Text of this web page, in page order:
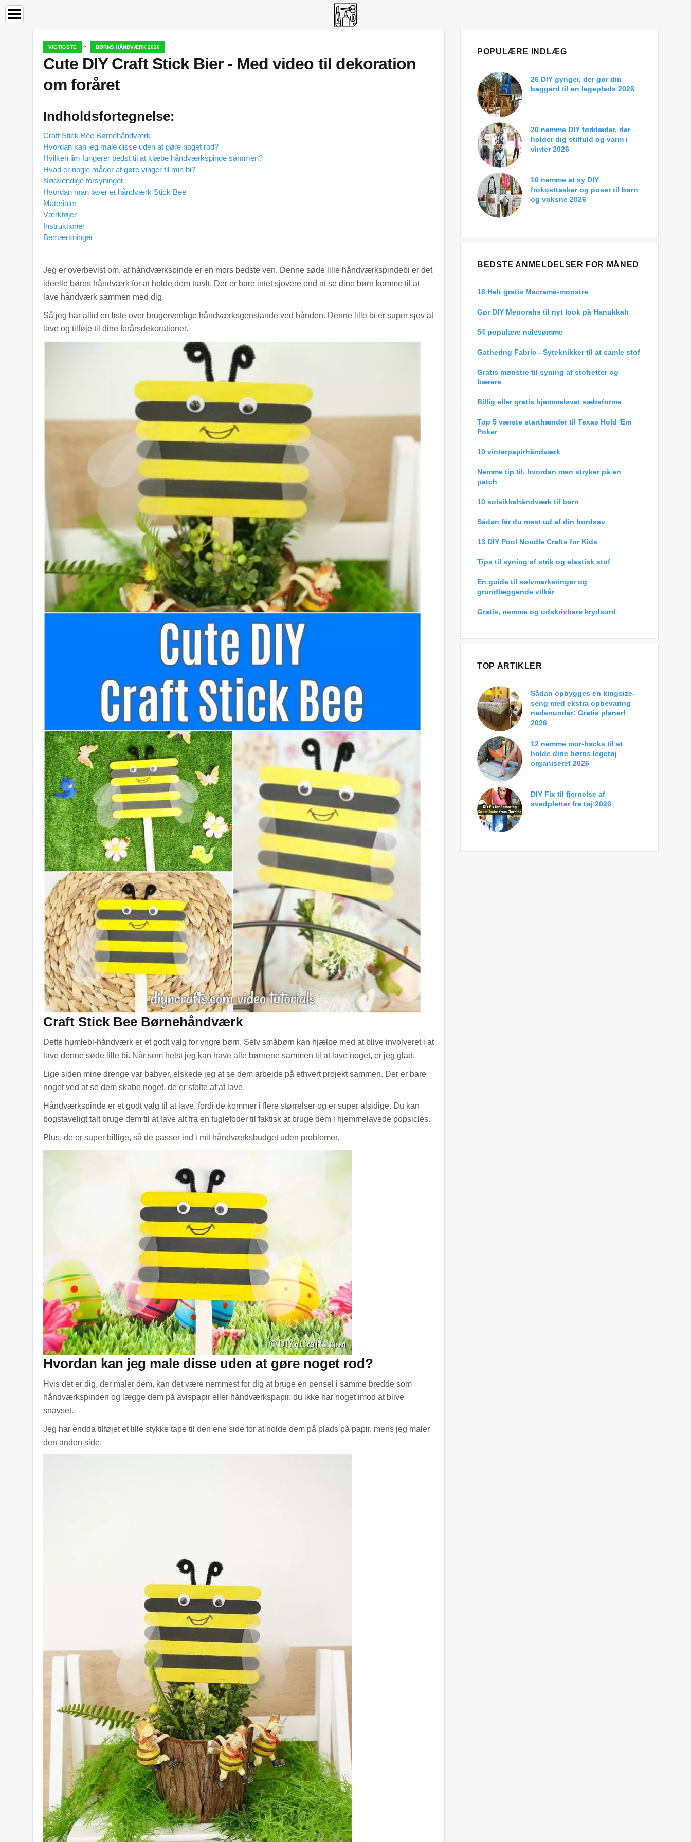
VIGTIGSTE › BØRNS HÅNDVÆRK 2026
Cute DIY Craft Stick Bier - Med video til dekoration
om foråret
Indholdsfortegnelse:
Craft Stick Bee Børnehåndværk
Hvordan kan jeg male disse uden at gøre noget rod?
Hvilken lim fungerer bedst til at klæbe håndværkspinde sammen?
Hvad er nogle måder at gøre vinger til min bi?
Nødvendige forsyninger
Hvordan man laver et håndværk Stick Bee
Materialer
Værktøjer
Instruktioner
Bemærkninger
Jeg er overbevist om, at håndværkspinde er en mors bedste ven. Denne søde lille håndværkspindebi er det
ideelle børns håndværk for at holde dem travlt. Der er bare intet sjovere end at se dine børn komme til at
lave håndværk sammen med dig.
Så jeg har altid en liste over brugervenlige håndværksgenstande ved hånden. Denne lille bi er super sjov at
lave og tilføje til dine forårsdekorationer.
Craft Stick Bee Børnehåndværk
Dette humlebi-håndværk er et godt valg for yngre børn. Selv småbørn kan hjælpe med at blive involveret i at
lave denne søde lille bi. Når som helst jeg kan have alle børnene sammen til at lave noget, er jeg glad.
Lige siden mine drenge var babyer, elskede jeg at se dem arbejde på ethvert projekt sammen. Der er bare
noget ved at se dem skabe noget, de er stolte af at lave.
Håndværkspinde er et godt valg til at lave, fordi de kommer i flere størrelser og er super alsidige. Du kan
bogstaveligt talt bruge dem til at lave alt fra en fuglefoder til faktisk at bruge dem i hjemmelavede popsicles.
Plus, de er super billige, så de passer ind i mit håndværksbudget uden problemer.
Hvordan kan jeg male disse uden at gøre noget rod?
Hvis det er dig, der maler dem, kan det være nemmest for dig at bruge en pensel i samme bredde som
håndværkspinden og lægge dem på avispapir eller håndværkspapir, du ikke har noget imod at blive
snavset.
Jeg har endda tilføjet et lille stykke tape til den ene side for at holde dem på plads på papir, mens jeg maler
den anden side.
POPULÆRE INDLÆG
26 DIY gynger, der gør din
baggård til en legeplads 2026
20 nemme DIY tørklæder, der
holder dig stilfuld og varm i
vinter 2026
10 nemme at sy DIY
frokosttasker og poser til børn
og voksne 2026
BEDSTE ANMELDELSER FOR MÅNED
18 Helt gratis Macrame-mønstre
Gør DIY Menorahs til nyt look på Hanukkah
54 populære nålesømme
Gathering Fabric - Syteknikker til at samle stof
Gratis mønstre til syning af stofretter og
bærere
Billig eller gratis hjemmelavet sæbeforme
Top 5 værste starthænder til Texas Hold 'Em
Poker
10 vinterpapirhåndværk
Nemme tip til, hvordan man stryker på en
patch
10 solsikkehåndværk til børn
Sådan får du mest ud af din bordsav
13 DIY Pool Noodle Crafts for Kids
Tips til syning af strik og elastisk stof
En guide til sølvmarkeringer og
grundlæggende vilkår
Gratis, nemme og udskrivbare krydsord
TOP ARTIKLER
Sådan opbygges en kingsize-
seng med ekstra opbevaring
nedenunder: Gratis planer!
2026
12 nemme mor-hacks til at
holde dine børns legetøj
organiseret 2026
DIY Fix til fjernelse af
svedpletter fra tøj 2026